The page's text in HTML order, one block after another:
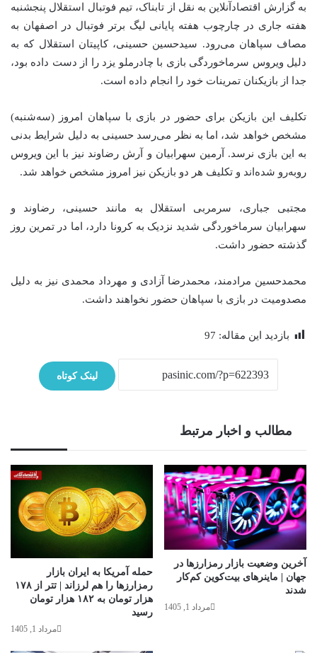
به گزارش اقتصادآنلاین به نقل از تابناک، تیم فوتبال استقلال پنجشنبه
هفته جاری در چارچوب هفته پایانی لیگ برتر فوتبال در اصفهان به
مصاف سپاهان می‌رود. سیدحسین حسینی، کاپیتان استقلال که به
دلیل ویروس سرماخوردگی بازی با چادرملو یزد را از دست داده بود،
جدا از بازیکنان تمرینات خود را انجام داده است.
تکلیف این بازیکن برای حضور در بازی با سپاهان امروز (سه‌شنبه)
مشخص خواهد شد، اما به نظر می‌رسد حسینی به دلیل شرایط بدنی
به این بازی نرسد. آرمین سهرابیان و آرش رضاوند نیز با این ویروس
رو‌به‌رو شده‌اند و تکلیف هر دو بازیکن نیز امروز مشخص خواهد شد.
مجتبی جباری، سرمربی استقلال به مانند حسینی، رضاوند و
سهرابیان سرماخوردگی شدید نزدیک به کرونا دارد، اما در تمرین روز
گذشته حضور داشت.
محمدحسین مرادمند، محمدرضا آزادی و مهرداد محمدی نیز به دلیل
مصدومیت در بازی با سپاهان حضور نخواهند داشت.
بازدید این مقاله: 97
لینک کوتاه
مطالب و اخبار مرتبط
حمله آمریکا به ایران بازار
رمزارزها را هم لرزاند | تتر از ۱۷۸
هزار تومان به ۱۸۲ هزار تومان
رسید
مرداد 1, 1405
آخرین وضعیت بازار رمزارزها در
جهان | ماینرهای بیت‌کوین کم‌کار
شدند
مرداد 1, 1405